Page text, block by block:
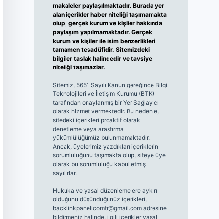
makaleler paylaşılmaktadır. Burada yer
alan içerikler haber niteliği taşımamakta
olup, gerçek kurum ve kişiler hakkında
paylaşım yapılmamaktadır. Gerçek
kurum ve kişiler ile isim benzerlikleri
tamamen tesadüfidir. Sitemizdeki
bilgiler taslak halindedir ve tavsiye
niteliği taşımazlar.
Sitemiz, 5651 Sayılı Kanun gereğince Bilgi
Teknolojileri ve İletişim Kurumu (BTK)
tarafından onaylanmış bir Yer Sağlayıcı
olarak hizmet vermektedir. Bu nedenle,
sitedeki içerikleri proaktif olarak
denetleme veya araştırma
yükümlülüğümüz bulunmamaktadır.
Ancak, üyelerimiz yazdıkları içeriklerin
sorumluluğunu taşımakta olup, siteye üye
olarak bu sorumluluğu kabul etmiş
sayılırlar.
Hukuka ve yasal düzenlemelere aykırı
olduğunu düşündüğünüz içerikleri,
backlinkpanelicomtr@gmail.comadresine
bildirmeniz halinde, ilgili içerikler yasal